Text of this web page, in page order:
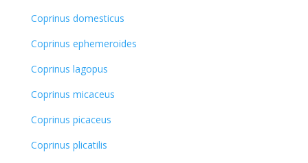
Coprinus domesticus
Coprinus ephemeroides
Coprinus lagopus
Coprinus micaceus
Coprinus picaceus
Coprinus plicatilis